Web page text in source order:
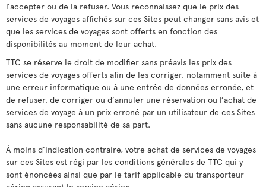
l’accepter ou de la refuser. Vous reconnaissez que le prix des
services de voyages affichés sur ces Sites peut changer sans avis et
que les services de voyages sont offerts en fonction des
disponibilités au moment de leur achat.
TTC se réserve le droit de modifier sans préavis les prix des
services de voyages offerts afin de les corriger, notamment suite à
une erreur informatique ou à une entrée de données erronée, et
de refuser, de corriger ou d’annuler une réservation ou l’achat de
services de voyage à un prix erroné par un utilisateur de ces Sites
sans aucune responsabilité de sa part.
À moins d’indication contraire, votre achat de services de voyages
sur ces Sites est régi par les conditions générales de TTC qui y
sont énoncées ainsi que par le tarif applicable du transporteur